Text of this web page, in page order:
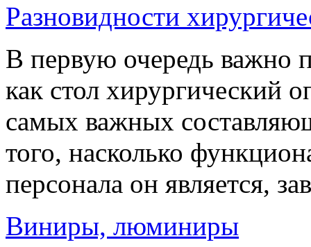
Разновидности
В первую очередь важно
как стол хирургический
самых важных
того, насколько
персонала он является,
Виниры, люминиры